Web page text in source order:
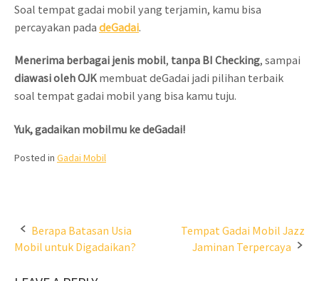
Soal tempat gadai mobil yang terjamin, kamu bisa
percayakan padadeGadai.
Menerima berbagai jenis mobil, tanpa BI Checking, sampai
diawasi oleh OJKmembuat deGadai jadi pilihan terbaik
soal tempat gadai mobil yang bisa kamu tuju.
Yuk, gadaikan mobilmu ke deGadai!
Posted in Gadai Mobil
Post
Berapa Batasan Usia
Mobil untuk Digadaikan?
Tempat Gadai Mobil Jazz
Jaminan Terpercaya